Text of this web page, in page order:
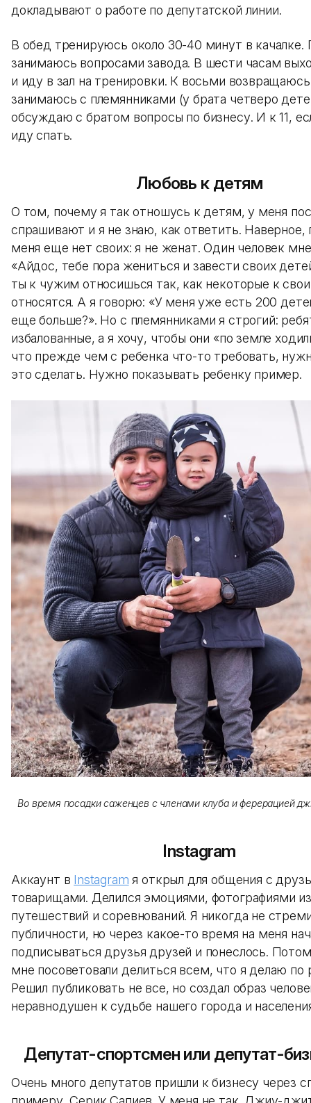
докладывают о работе по депутатской линии.
В обед тренируюсь около 30-40 минут в качалке.
занимаюсь вопросами завода. В шести часам
и иду в зал на тренировки. К восьми
занимаюсь с племянниками (у брата четверо
обсуждаю с братом вопросы по бизнесу. И к 11,
иду спать.
Любовь к детям
О том, почему я так отношусь к детям, у меня
спрашивают и я не знаю, как ответить. Наверное,
меня еще нет своих: я не женат. Один человек мне
«Айдос, тебе пора жениться и завести своих
ты к чужим относишься так, как некоторые к
относятся. А я говорю: «У меня уже есть 200
еще больше?». Но с племянниками я строгий:
избалованные, а я хочу, чтобы они «по земле
что прежде чем с ребенка что-то требовать,
это сделать. Нужно показывать ребенку пример.
Во время посадки саженцев с членами клуба и ферерацией
Instagram
Аккаунт в Instagram я открыл для общения с
товарищами. Делился эмоциями, фотографиями из
путешествий и соревнований. Я никогда не
публичности, но через какое-то время на меня
подписываться друзья друзей и понеслось.
мне посоветовали делиться всем, что я делаю по
Решил публиковать не все, но создал образ
неравнодушен к судьбе нашего города и
Депутат-спортсмен или депутат-
Очень много депутатов пришли к бизнесу через